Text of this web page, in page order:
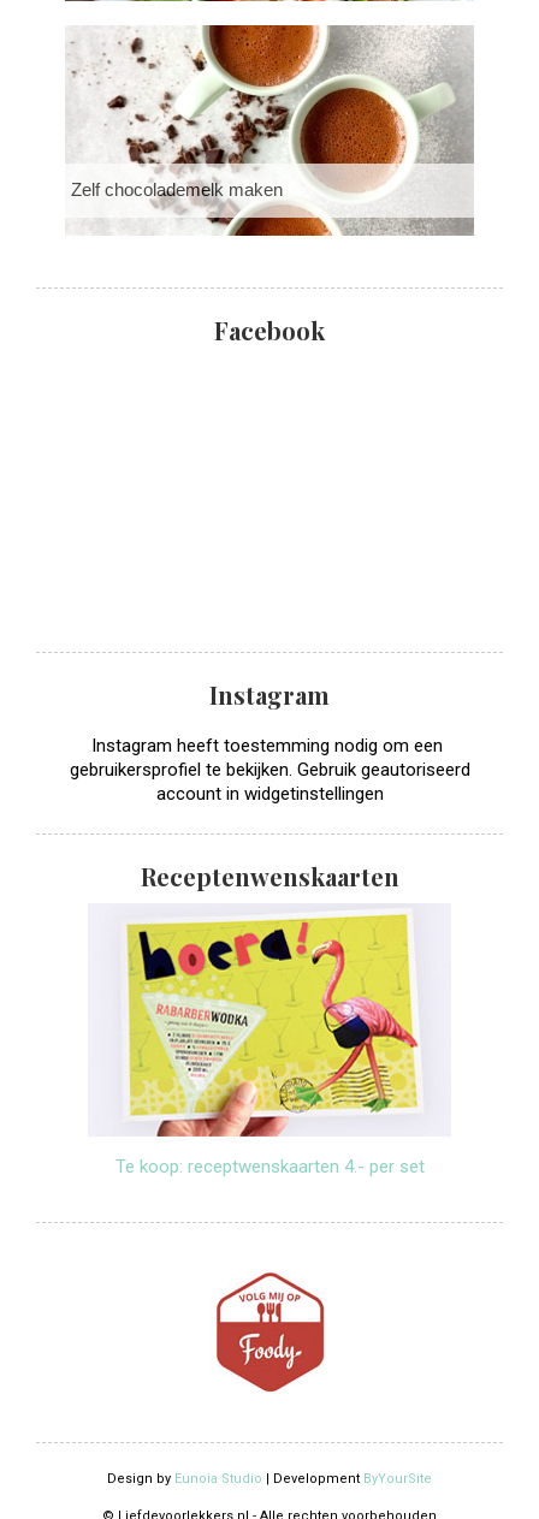
Zelf chocolademelk maken
Facebook
Instagram
Instagram heeft toestemming nodig om een ​​
gebruikersprofiel te bekijken. Gebruik geautoriseerd
account in widgetinstellingen
Receptenwenskaarten
Te koop: receptwenskaarten 4.- per set
Design by Eunoia Studio | Development ByYourSite